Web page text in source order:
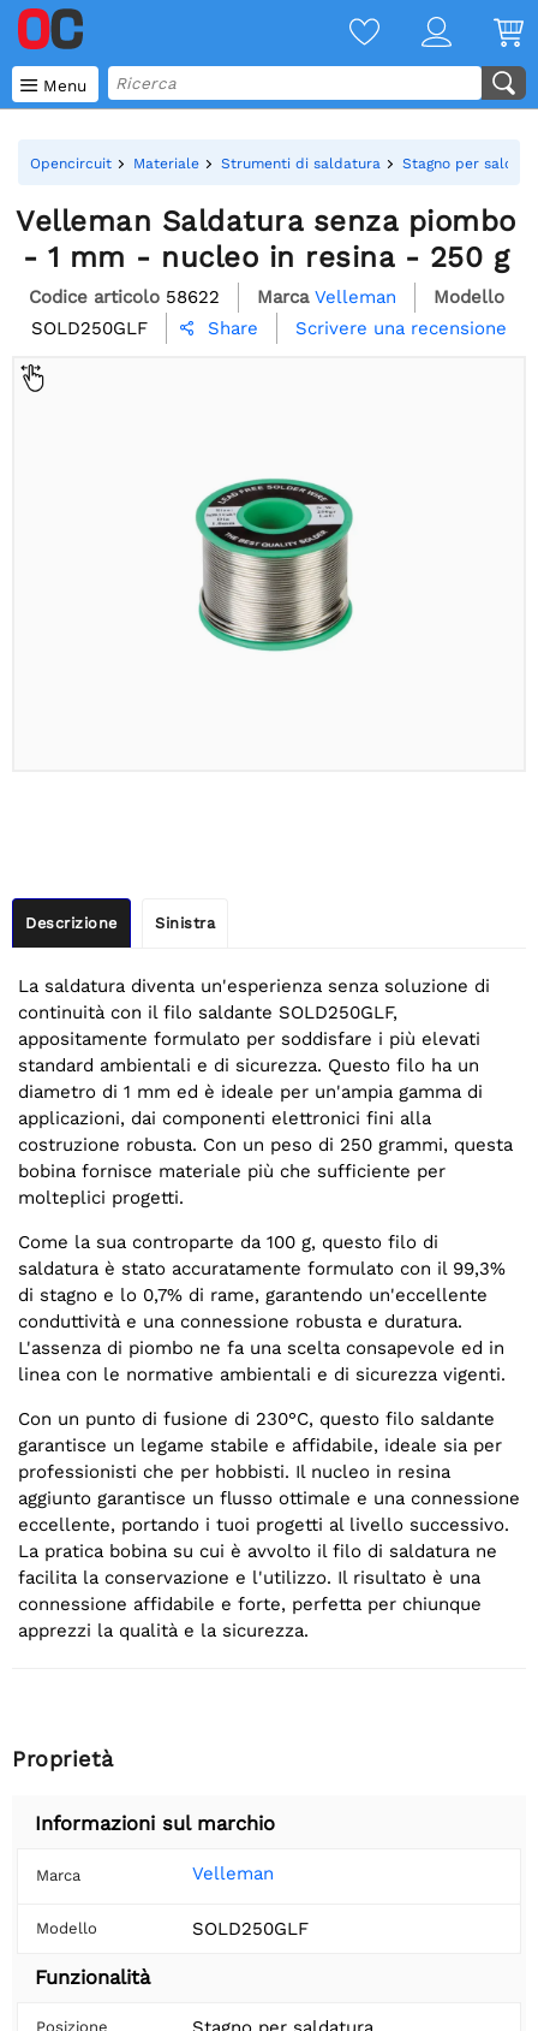
 Menu
Opencircuit Materiale Strumenti di saldatura Stagno per
Velleman Saldatura senza piombo
- 1 mm - nucleo in resina - 250 g
Codice articolo 58622 Marca Velleman
Modello
SOLD250GLF
 Share Scrivere una recensione
Descrizione Sinistra
La saldatura diventa un'esperienza senza soluzione di
continuità con il filo saldante SOLD250GLF,
appositamente formulato per soddisfare i più elevati
standard ambientali e di sicurezza. Questo filo ha un
diametro di 1 mm ed è ideale per un'ampia gamma di
applicazioni, dai componenti elettronici fini alla
costruzione robusta. Con un peso di 250 grammi, questa
bobina fornisce materiale più che sufficiente per
molteplici progetti.
Come la sua controparte da 100 g, questo filo di
saldatura è stato accuratamente formulato con il 99,3%
di stagno e lo 0,7% di rame, garantendo un'eccellente
conduttività e una connessione robusta e duratura.
L'assenza di piombo ne fa una scelta consapevole ed in
linea con le normative ambientali e di sicurezza vigenti.
Con un punto di fusione di 230°C, questo filo saldante
garantisce un legame stabile e affidabile, ideale sia per
professionisti che per hobbisti. Il nucleo in resina
aggiunto garantisce un flusso ottimale e una connessione
eccellente, portando i tuoi progetti al livello successivo.
La pratica bobina su cui è avvolto il filo di saldatura ne
facilita la conservazione e l'utilizzo. Il risultato è una
connessione affidabile e forte, perfetta per chiunque
apprezzi la qualità e la sicurezza.
Proprietà
Informazioni sul marchio
Marca Velleman
Modello SOLD250GLF
Funzionalità
Posizione